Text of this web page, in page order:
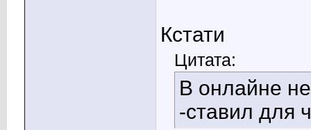
Кстати
Цитата:
В онлайне
-ставил для